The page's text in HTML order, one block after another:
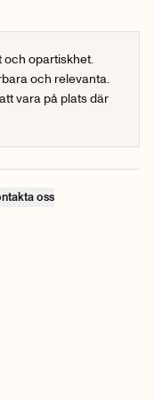
och opartiskhet.
och relevanta.
vara på plats där
oss